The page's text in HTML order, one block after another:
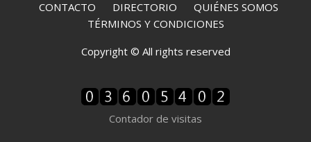
CONTACTO DIRECTORIO QUIÉNES SOMOS
TÉRMINOS Y CONDICIONES
Copyright © All rights reserved
Contador de visitas